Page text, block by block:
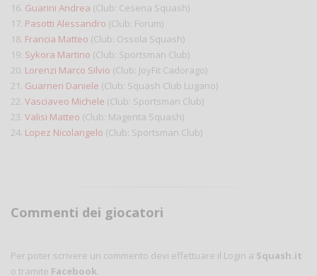
16. Guarini Andrea (Club: Cesena Squash)
17. Pasotti Alessandro (Club: Forum)
18. Francia Matteo (Club: Ossola Squash)
19. Sykora Martino (Club: Sportsman Club)
20. Lorenzi Marco Silvio (Club: JoyFit Cadorago)
21. Guarneri Daniele (Club: Squash Club Lugano)
22. Vasciaveo Michele (Club: Sportsman Club)
23. Valisi Matteo (Club: Magenta Squash)
24. Lopez Nicolangelo (Club: Sportsman Club)
Commenti dei giocatori
Per poter scrivere un commento devi effettuare il Login a Squash.it
o tramite Facebook.